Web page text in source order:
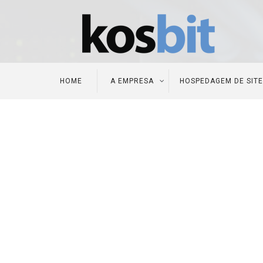
HOME A EMPRESA HOSPEDAGEM DE